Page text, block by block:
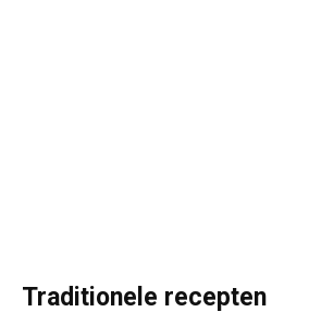
Traditionele recepten